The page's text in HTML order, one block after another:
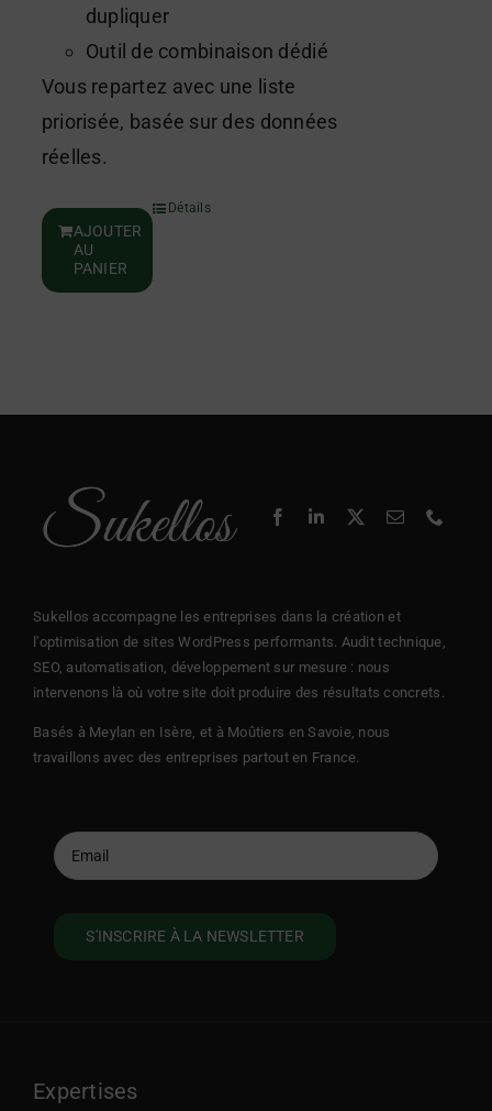
dupliquer
Outil de combinaison dédié
Vous repartez avec une liste
priorisée, basée sur des données
réelles.
AJOUTER
AU
PANIER
Détails
Sukellos accompagne les entreprises dans la création et
l'optimisation de sites WordPress performants. Audit technique,
SEO, automatisation, développement sur mesure : nous
intervenons là où votre site doit produire des résultats concrets.
Basés à Meylan en Isère, et à Moûtiers en Savoie, nous
travaillons avec des entreprises partout en France.
Expertises